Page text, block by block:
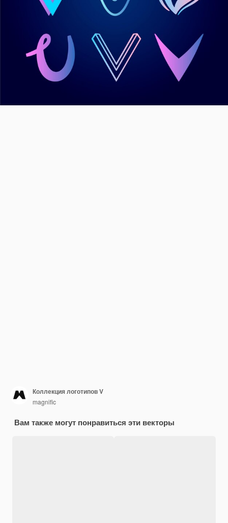
Коллекция логотипов V
magnific
Вам также могут понравиться эти векторы